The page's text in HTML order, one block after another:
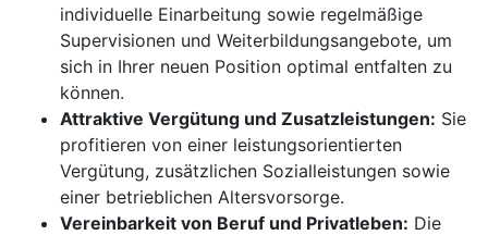
individuelle Einarbeitung sowie regelmäßige
Supervisionen und Weiterbildungsangebote, um
sich in Ihrer neuen Position optimal entfalten zu
können.
Attraktive Vergütung und Zusatzleistungen: Sie
profitieren von einer leistungsorientierten
Vergütung, zusätzlichen Sozialleistungen sowie
einer betrieblichen Altersvorsorge.
Vereinbarkeit von Beruf und Privatleben: Die